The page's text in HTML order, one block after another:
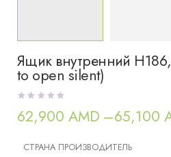
Ящик внутренний
to open silent)
62,900 AMD –65,100
Диапазон
62,900 AMD
СТРАНА ПРОИЗВОДИТЕЛЬ